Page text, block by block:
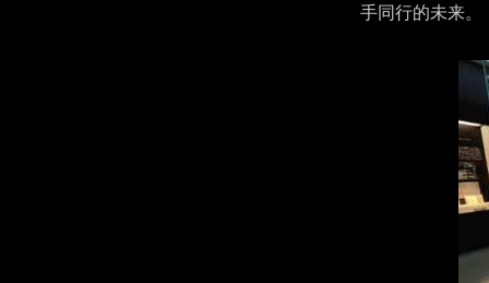
手同行的未来。